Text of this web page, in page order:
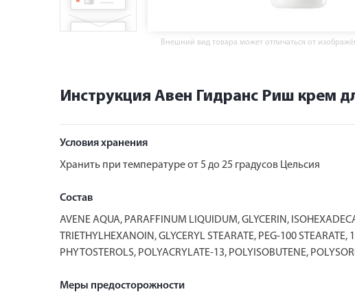
Внешний вид товара может отличаться от
Инструкция Авен Гидранс Риш крем
Условия хранения
Хранить при температуре от 5 до 25 градусов Цельсия
Состав
AVENE AQUA, PARAFFINUM LIQUIDUM, GLYCERIN,
TRIETHYLHEXANOIN, GLYCERYL STEARATE, PEG-100
PHYTOSTEROLS, POLYACRYLATE-13, POLYISOBUTENE,
Меры предосторожности